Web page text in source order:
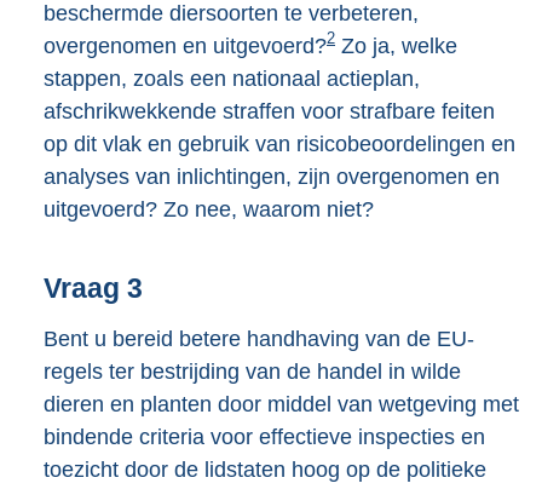
beschermde diersoorten te verbeteren,
overgenomen en uitgevoerd?2 Zo ja, welke
stappen, zoals een nationaal actieplan,
afschrikwekkende straffen voor strafbare feiten
op dit vlak en gebruik van risicobeoordelingen en
analyses van inlichtingen, zijn overgenomen en
uitgevoerd? Zo nee, waarom niet?
Vraag 3
Bent u bereid betere handhaving van de EU-
regels ter bestrijding van de handel in wilde
dieren en planten door middel van wetgeving met
bindende criteria voor effectieve inspecties en
toezicht door de lidstaten hoog op de politieke